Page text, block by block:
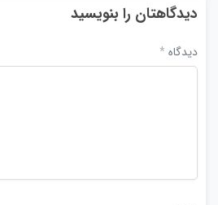
دیدگاهتان را بنویسید
دیدگاه *